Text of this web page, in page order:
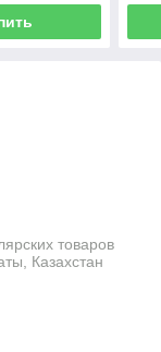
товаров
Казахстан